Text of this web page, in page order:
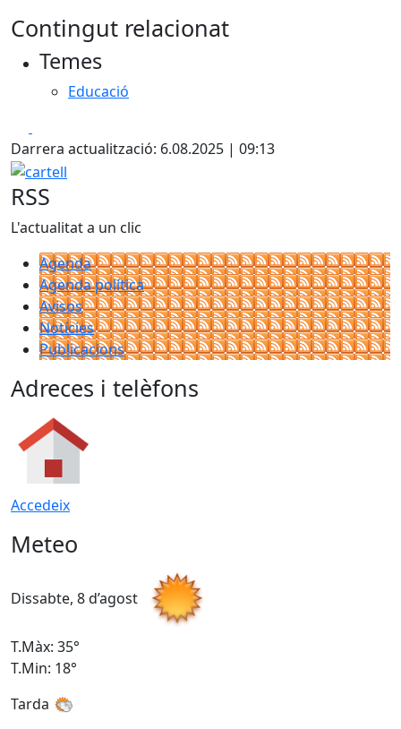
Contingut relacionat
Temes
Educació
Darrera actualització: 6.08.2025 | 09:13
cartell
RSS
L'actualitat a un clic
Agenda
Agenda política
Avisos
Notícies
Publicacions
Adreces i telèfons
Accedeix
Meteo
Dissabte, 8 d’agost
T.Màx: 35°
T.Min: 18°
Tarda